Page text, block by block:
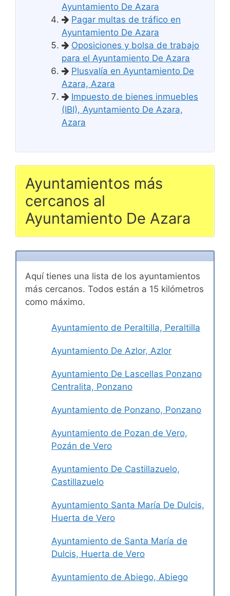
Ayuntamiento De Azara
Pagar multas de tráfico en
Ayuntamiento De Azara
Oposiciones y bolsa de trabajo
para el Ayuntamiento De Azara
Plusvalía en Ayuntamiento De
Azara, Azara
Impuesto de bienes inmuebles
(IBI), Ayuntamiento De Azara,
Azara
Ayuntamientos más
cercanos al
Ayuntamiento De Azara
Aquí tienes una lista de los ayuntamientos
más cercanos. Todos están a 15 kilómetros
como máximo.
Ayuntamiento de Peraltilla, Peraltilla
Ayuntamiento De Azlor, Azlor
Ayuntamiento De Lascellas Ponzano
Centralita, Ponzano
Ayuntamiento de Ponzano, Ponzano
Ayuntamiento de Pozan de Vero,
Pozán de Vero
Ayuntamiento De Castillazuelo,
Castillazuelo
Ayuntamiento Santa María De Dulcis,
Huerta de Vero
Ayuntamiento de Santa María de
Dulcis, Huerta de Vero
Ayuntamiento de Abiego, Abiego